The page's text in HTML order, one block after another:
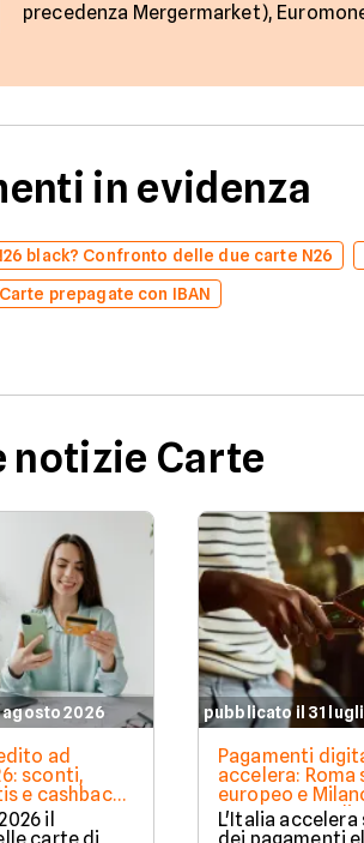
precedenza Mergermarket),
in evidenza
black? Confronto delle due carte N26
prepagate con IBAN
notizie Carte
2026
ad
sconti,
e cashback
il
pubblicato il 31
Pagamenti
accelera: Roma
europeo e
per spesa media
L'Italia